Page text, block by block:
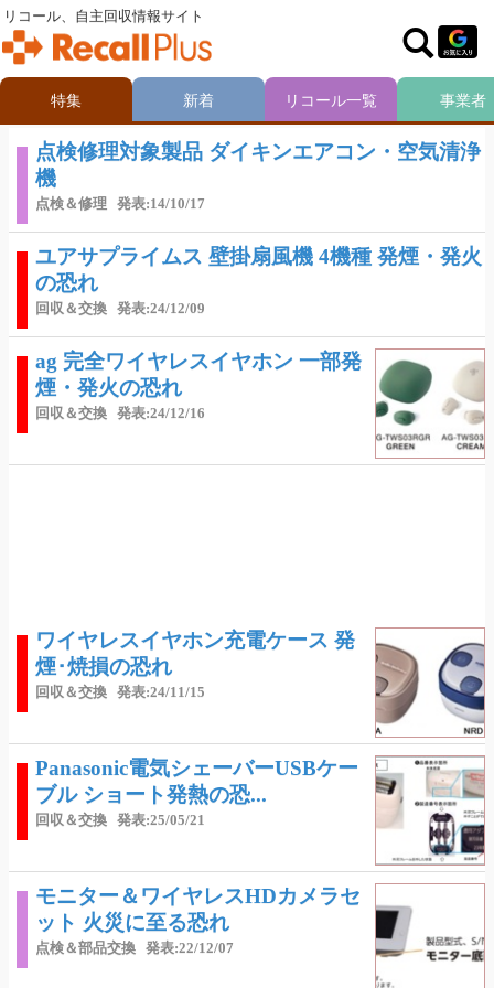
点検修理対象製品 ダイキンエアコン・空気清浄
機
点検＆修理 発表:14/10/17
ユアサプライムス 壁掛扇風機 4機種 発煙・発火
の恐れ
回収＆交換 発表:24/12/09
ag 完全ワイヤレスイヤホン 一部発
煙・発火の恐れ
回収＆交換 発表:24/12/16
ワイヤレスイヤホン充電ケース 発
煙･焼損の恐れ
回収＆交換 発表:24/11/15
Panasonic電気シェーバーUSBケー
ブル ショート発熱の恐...
回収＆交換 発表:25/05/21
モニター＆ワイヤレスHDカメラセ
ット 火災に至る恐れ
点検＆部品交換 発表:22/12/07
リコール、自主回収情報サイト
特集 新着 リコール一覧 事業者